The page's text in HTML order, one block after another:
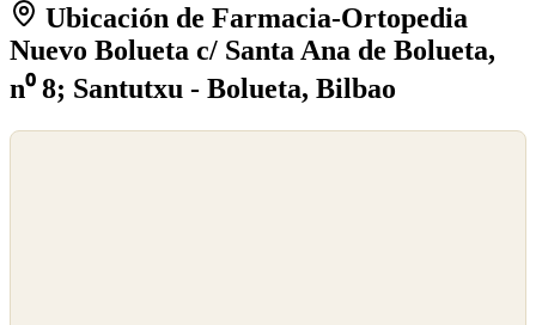
Ubicación de Farmacia-Ortopedia
Nuevo Bolueta c/ Santa Ana de Bolueta,
n⁰ 8; Santutxu - Bolueta, Bilbao